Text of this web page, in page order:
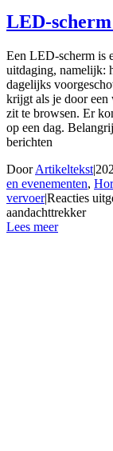
LED-
Een LED-scherm is
uitdaging, namelijk:
dagelijks
krijgt als je door
zit te browsen. Er
op een dag.
berichten
DoorArtikeltekst|
en evenementen,
vervoer|Reacties
aandachttrekker
Lees meer